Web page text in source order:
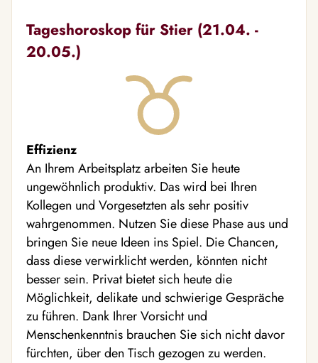
Tageshoroskop für Stier (21.04. -
20.05.)
Effizienz
An Ihrem Arbeitsplatz arbeiten Sie heute
ungewöhnlich produktiv. Das wird bei Ihren
Kollegen und Vorgesetzten als sehr positiv
wahrgenommen. Nutzen Sie diese Phase aus und
bringen Sie neue Ideen ins Spiel. Die Chancen,
dass diese verwirklicht werden, könnten nicht
besser sein. Privat bietet sich heute die
Möglichkeit, delikate und schwierige Gespräche
zu führen. Dank Ihrer Vorsicht und
Menschenkenntnis brauchen Sie sich nicht davor
fürchten, über den Tisch gezogen zu werden.